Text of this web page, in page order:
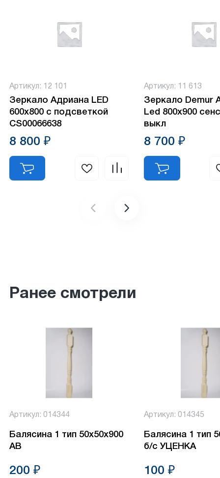
Артикул: 12 101
Зеркало Адриана LED
600х800 с подсветкой
CS00066638
8 800 ₽
Артикул: 11 613
Зеркало Demur
Led 800х900
выкл
8 700 ₽
Ранее смотрели
Артикул: 014344
Балясина 1 тип 50х50х900
АВ
200 ₽
Артикул: 014345
Балясина 1 тип
б/с УЦЕНКА
100 ₽